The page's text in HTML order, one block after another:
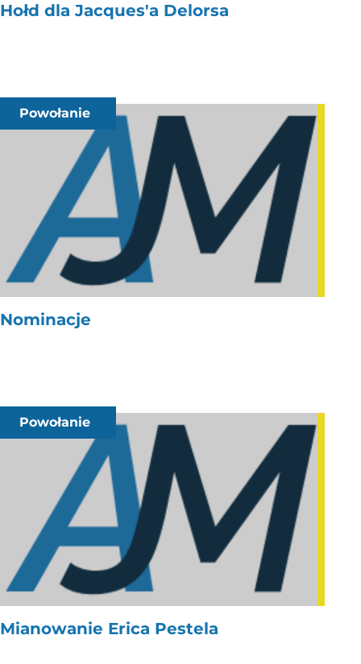
Hołd dla Jacques'a Delorsa
Powołanie
Nominacje
Powołanie
Mianowanie Erica Pestela